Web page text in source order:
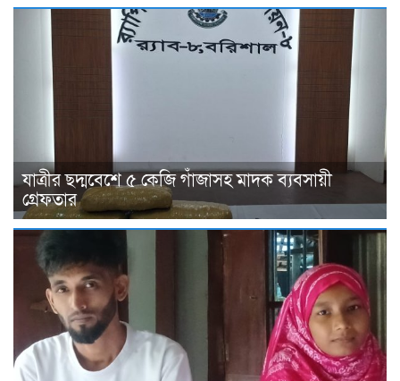
যাত্রীর ছদ্মবেশে ৫ কেজি গাঁজাসহ মাদক ব্যবসায়ী
গ্রেফতার